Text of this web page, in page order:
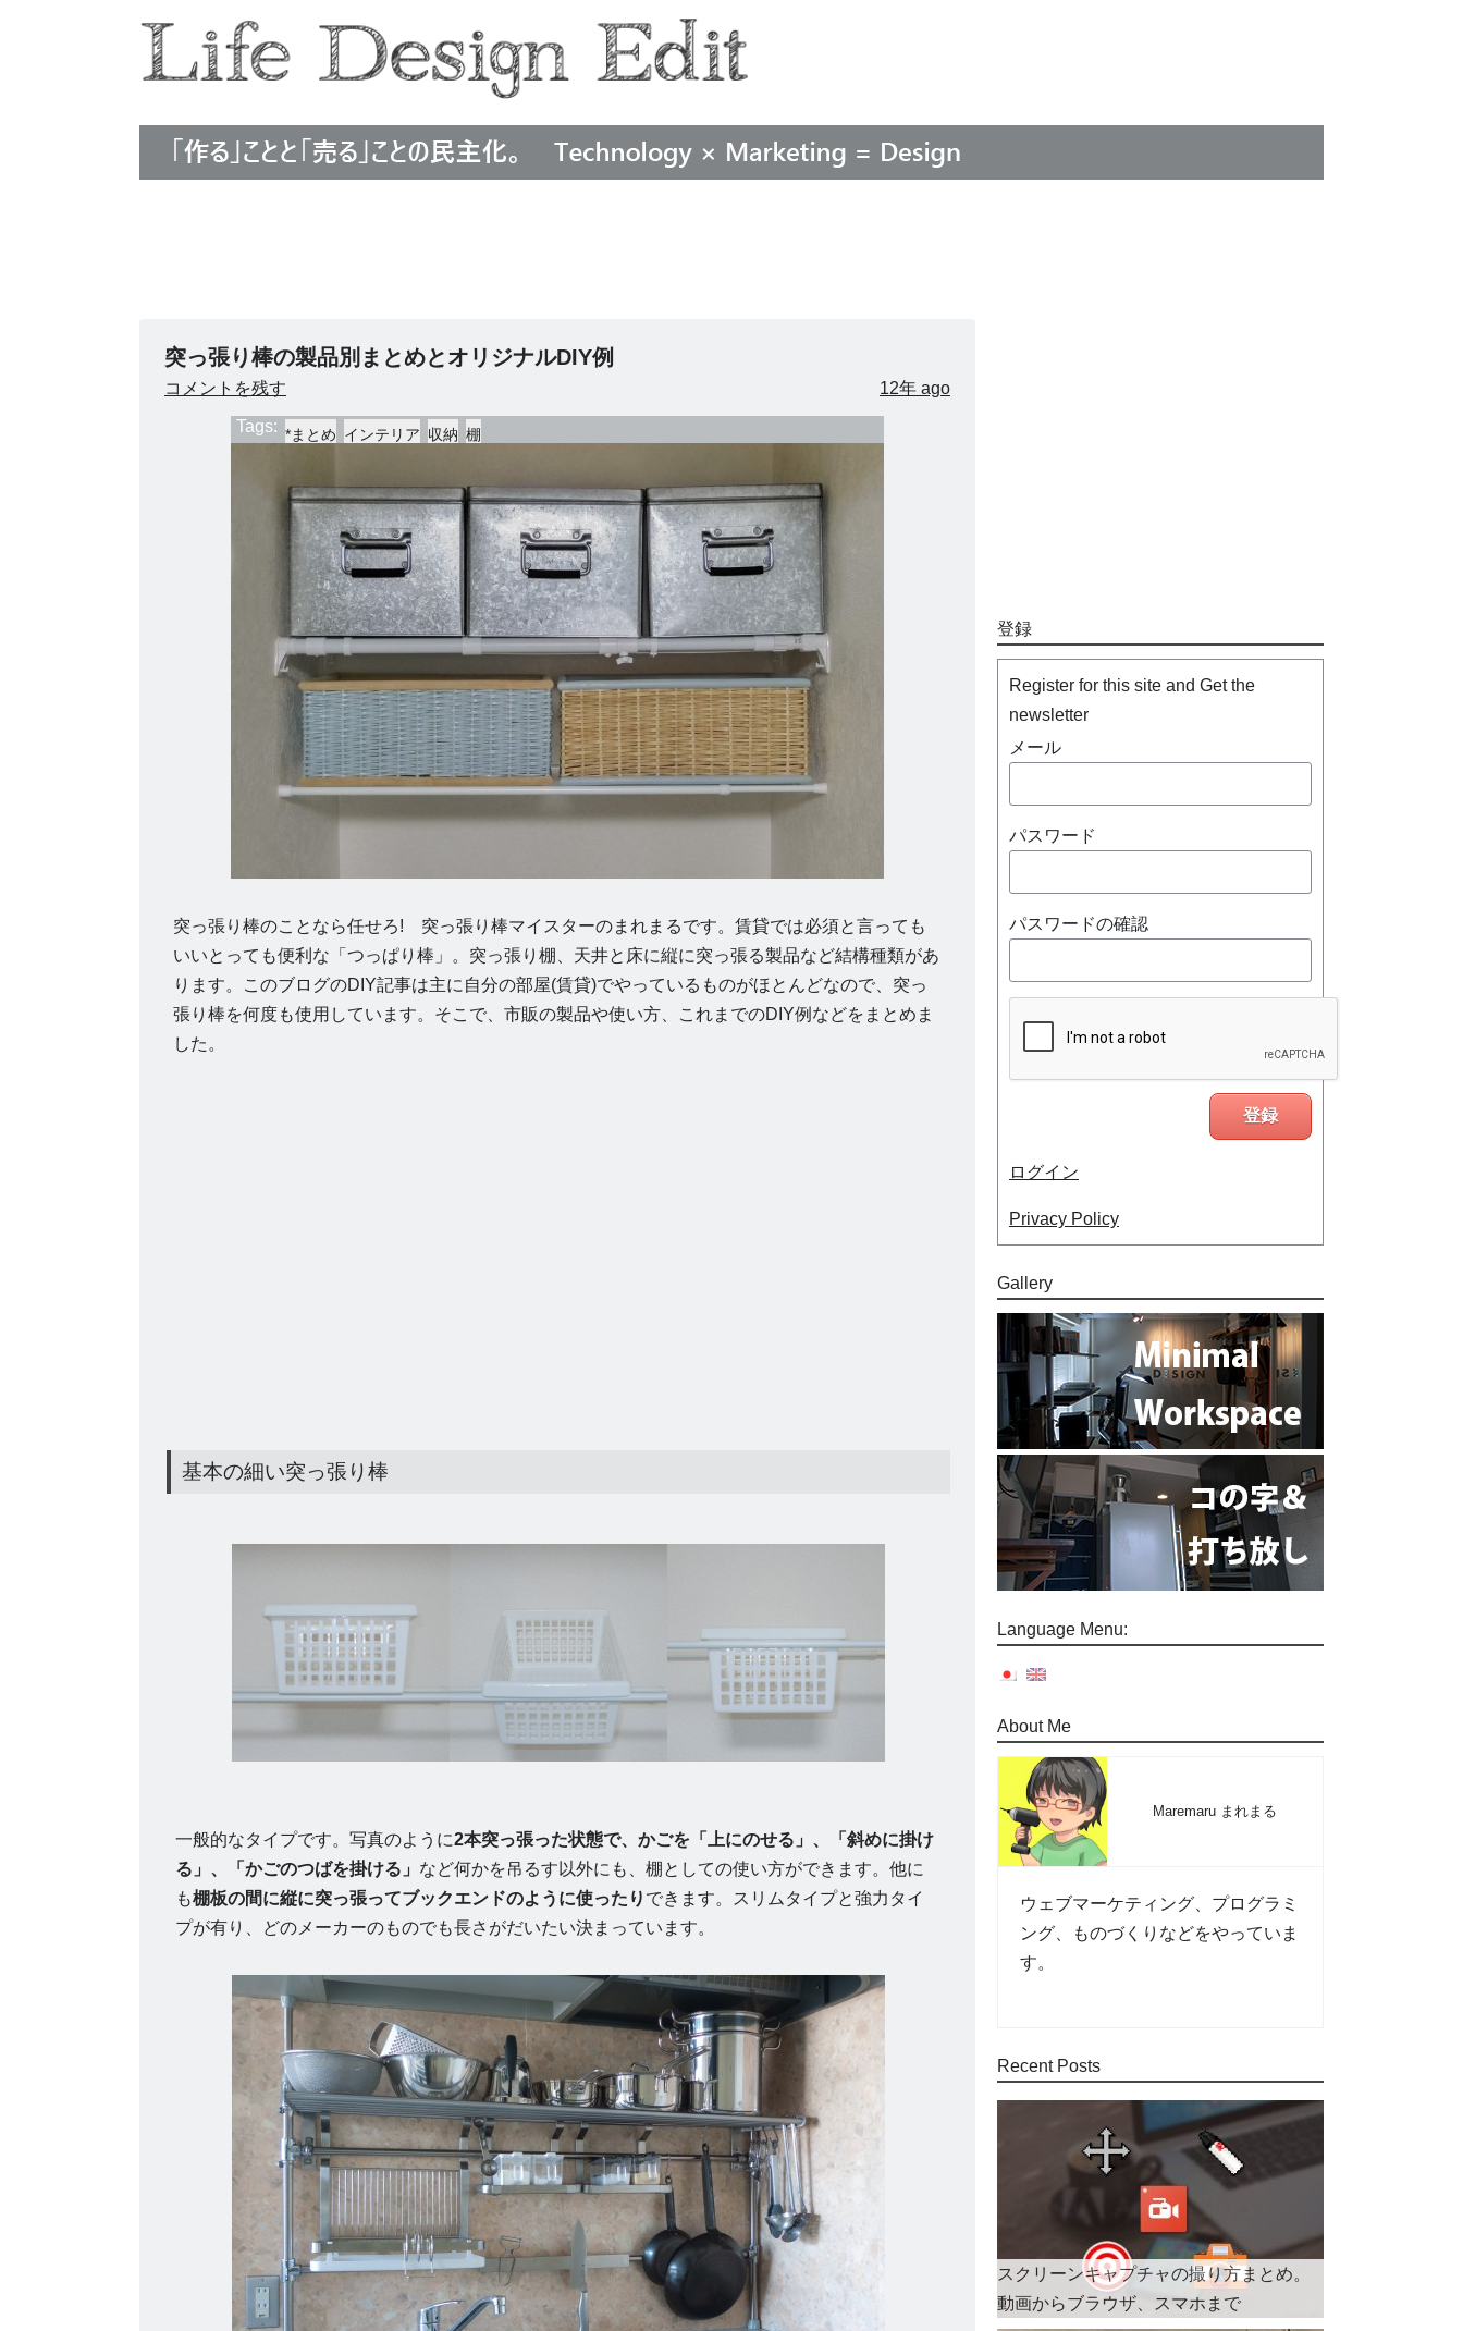
Life Design Edit
突っ張り棒の製品別まとめとオリジナルDIY例
コメントを残す 12年 ago
Tags: *まとめ インテリア 収納 棚
突っ張り棒のことなら任せろ! 突っ張り棒マイスターのまれまるです。賃貸では必須と言っても
いいとっても便利な「つっぱり棒」。突っ張り棚、天井と床に縦に突っ張る製品など結構種類があ
ります。このブログのDIY記事は主に自分の部屋(賃貸)でやっているものがほとんどなので、突っ
張り棒を何度も使用しています。そこで、市販の製品や使い方、これまでのDIY例などをまとめま
した。
基本の細い突っ張り棒
一般的なタイプです。写真のように2本突っ張った状態で、かごを「上にのせる」、「斜めに掛け
る」、「かごのつばを掛ける」 など何かを吊るす以外にも、棚としての使い方ができます。他に
も棚板の間に縦に突っ張ってブックエンドのように使ったり できます。スリムタイプと強力タイ
プが有り、どのメーカーのものでも長さがだいたい決まっています。
登録
Register for this site and Get the
newsletter
メール
パスワード
パスワードの確認
ログイン
Privacy Policy
Gallery
Language Menu:
About Me
Maremaru まれまる
ウェブマーケティング、プログラミ
ング、ものづくりなどをやっていま
す。
Recent Posts
スクリーンキャプチャの撮り方まとめ。
動画からブラウザ、スマホまで